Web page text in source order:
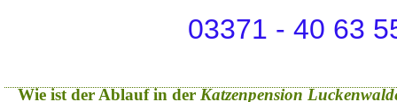
03371 - 40 63
Wie ist der Ablauf in der Katzenpension